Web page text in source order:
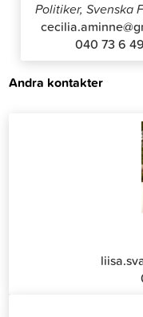
Politiker, Svenska
040 73 6
Andra kontakter